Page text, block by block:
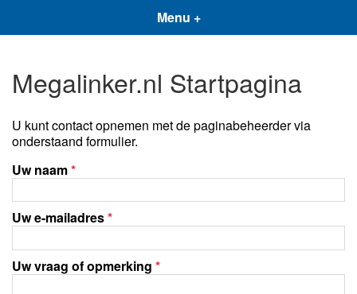
Menu +
Megalinker.nl Startpagina
U kunt contact opnemen met de paginabeheerder via
onderstaand formulier.
Uw naam*
Uw e-mailadres*
Uw vraag of opmerking *